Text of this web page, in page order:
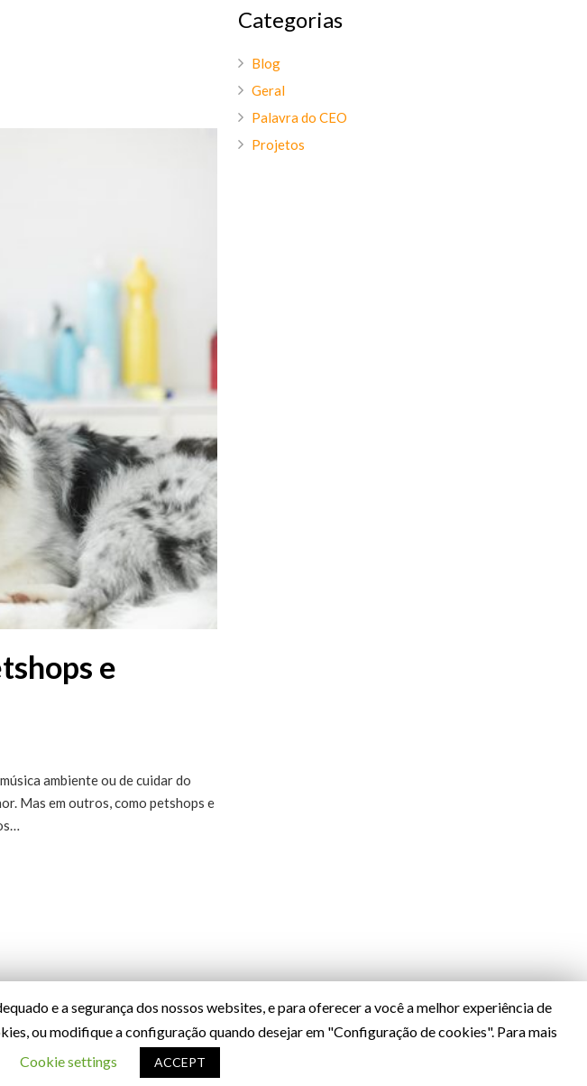
e
ambiente ou de cuidar do
Mas em outros, como petshops e
Categorias
Blog
Geral
Palavra do CEO
Projetos
Desenvolvido por
e a segurança dos nossos websites, e para oferecer a você a melhor experiência de
ou modifique a configuração quando desejar em "Configuração de cookies". Para mais
Cookie settings ACCEPT